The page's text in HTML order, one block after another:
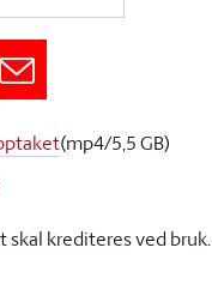
(mp4/5,5 GB)
skal krediteres ved bruk.